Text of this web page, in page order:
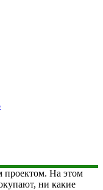
проектом. На этом
ни какие